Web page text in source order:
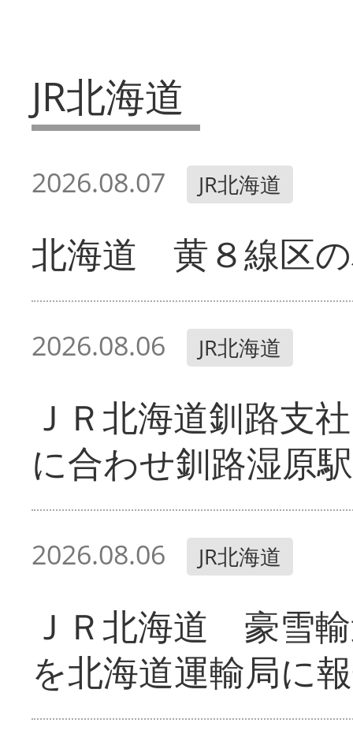
JR北海道
2026.08.07 JR北海道
北海道 黄８線区
2026.08.06 JR北海道
ＪＲ北海道釧路支
に合わせ釧路湿原
2026.08.06 JR北海道
ＪＲ北海道 豪雪
を北海道運輸局に